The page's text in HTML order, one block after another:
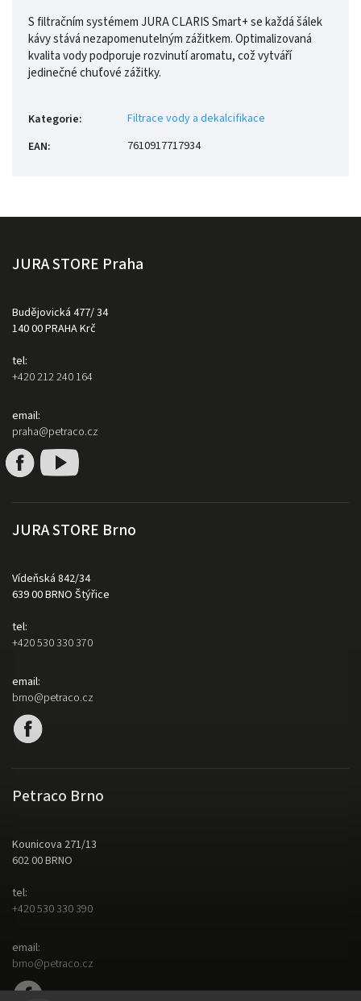
S filtračním systémem JURA CLARIS Smart+ se každá šálek
kávy stává nezapomenutelným zážitkem. Optimalizovaná
kvalita vody podporuje rozvinutí aromatu, což vytváří
jedinečné chuťové zážitky.
Kategorie:
Filtrace vody a dekalcifikace
EAN: 7610917717934
JURA STORE Praha
Budějovická 477/ 34
140 00 PRAHA Krč
tel:
+420 212 240 164
email:
praha@petraco.cz
JURA STORE Brno
Vídeňská 842/34
639 00 BRNO Štýřice
tel:
+420 530 330 370
email:
brno@petraco.cz
Petraco Brno
Kounicova 271/13
602 00 BRNO
tel:
+420 530 330 390
email:
brno@petraco.cz